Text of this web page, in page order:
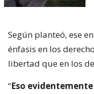
Según planteó, ese
énfasis en los
libertad que en los
“Eso